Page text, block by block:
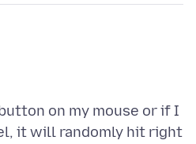
on my mouse or if I
it will randomly hit right